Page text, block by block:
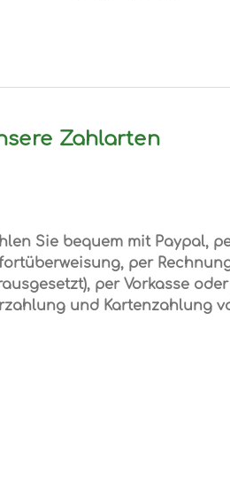
Zahlarten
Sie bequem mit Paypal,
per
per Vorkasse
und Kartenzahlung